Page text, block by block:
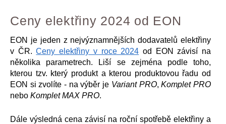
Ceny elektřiny 2024 od EON
EON je jeden z nejvýznamnějších dodavatelů elektřiny
v ČR.Ceny elektřiny v roce 2024 od EON závisí na
několika parametrech. Liší se zejména podle toho,
kterou tzv. který produkt a kterou produktovou řadu od
EON si zvolíte - na výběr je Variant PRO,Komplet PRO
nebo Komplet MAX PRO.
Dále výsledná cena závisí na roční spotřebě elektřiny a